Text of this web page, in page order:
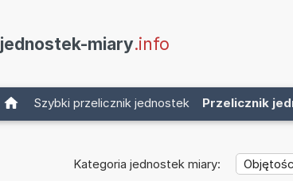
jednostek-miary.info
Szybki przelicznik jednostek Przelicznik
Kategoria jednostek miary: